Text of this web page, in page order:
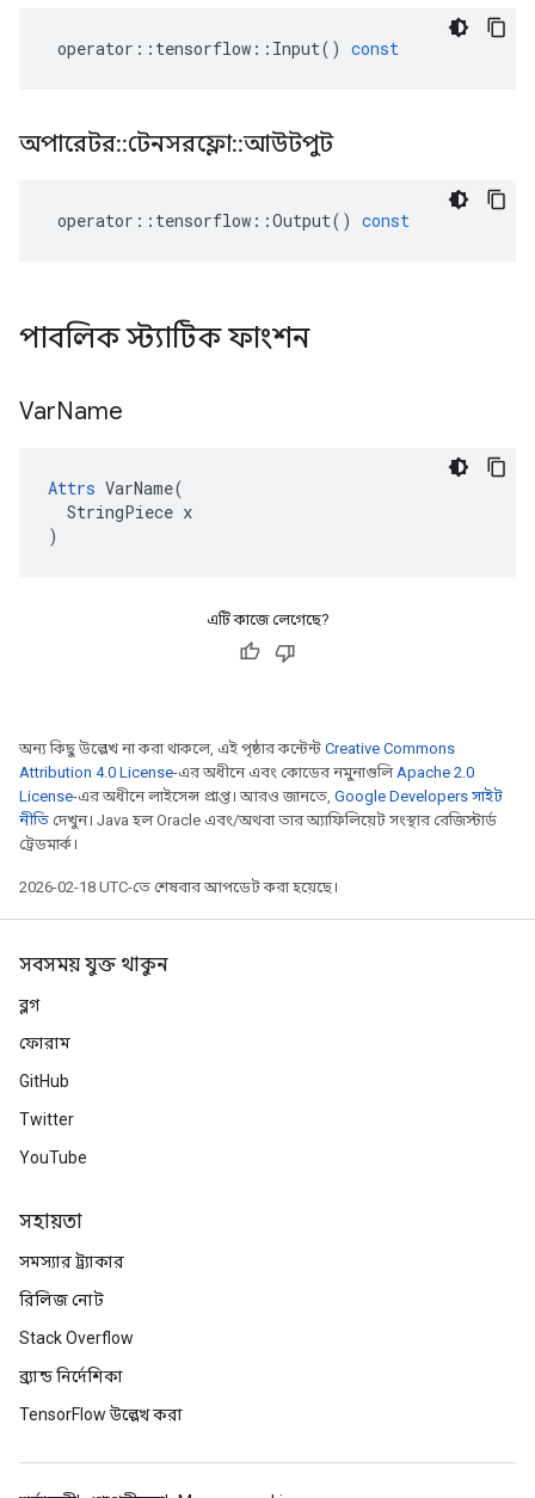
operator :: tensorflow :: Input() const
অপারেটর::টেনসরফ্লো::আউটপুট
operator :: tensorflow ::Output() const
পাবলিক স্ট্যাটিক ফাংশন
VarName
Attrs VarName(
  StringPiece x
)
এটি কাজে লেগেছে?
অন্য কিছু উল্লেখ না করা থাকলে, এই পৃষ্ঠার কন্টেন্ট Creative Commons
Attribution 4.0 License-এর অধীনে এবং কোডের নমুনাগুলিApache 2.0
License-এর অধীনে লাইসেন্স প্রাপ্ত। আরও জানতে, Google Developers সাইট
নীতি দেখুন। Java হল Oracle এবং/অথবা তার অ্যাফিলিয়েট সংস্থার রেজিস্টার্ড
ট্রেডমার্ক।
2026-02-18 UTC-তে শেষবার আপডেট করা হয়েছে।
সবসময় যুক্ত থাকুন
ব্লগ
ফোরাম
GitHub
Twitter
YouTube
সহায়তা
সমস্যার ট্র্যাকার
রিলিজ নোট
Stack Overflow
ব্র্যান্ড নির্দেশিকা
TensorFlow উল্লেখ করা